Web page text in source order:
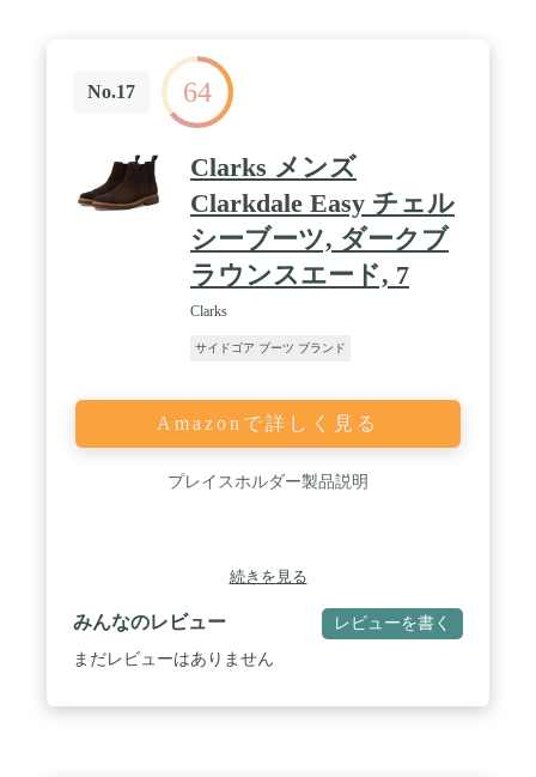
No.17 64
Clarks メンズ
Clarkdale Easy チェル
シーブーツ, ダークブ
ラウンスエード, 7
Clarks
サイドゴア ブーツ ブランド
Amazonで詳しく見る
プレイスホルダー製品説明
続きを見る
みんなのレビュー レビューを書く
まだレビューはありません